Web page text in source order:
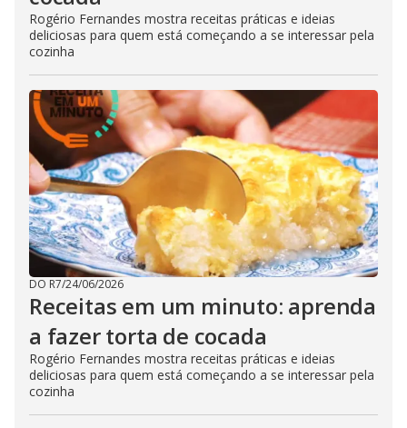
Rogério Fernandes mostra receitas práticas e ideias
deliciosas para quem está começando a se interessar pela
cozinha
DO R7/24/06/2026
Receitas em um minuto: aprenda
a fazer torta de cocada
Rogério Fernandes mostra receitas práticas e ideias
deliciosas para quem está começando a se interessar pela
cozinha